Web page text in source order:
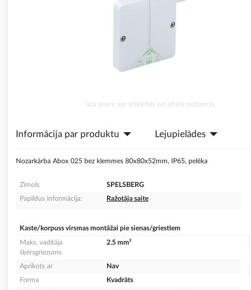
sākumu
Īsta prece var atšķirties no attēlā redzamās
Informācija par produktu Lejupielādes
Nozarkārba Abox 025 bez klemmes 80x80x52mm, IP65, pelēka
Zīmols
SPELSBERG
Papildus informācija:
Ražotāja saite
Kaste/korpuss virsmas montāžai pie sienas/griestiem
Maks. vadītāja
šķērsgriezums
2.5 mm²
Aprīkots ar
Nav
Forma
Kvadrāts